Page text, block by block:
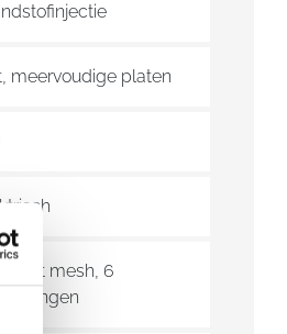
meervoudige platen
mesh, 6